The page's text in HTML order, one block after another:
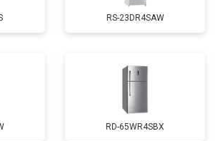
RS-23DR4SAW
RD-65WR4SBX